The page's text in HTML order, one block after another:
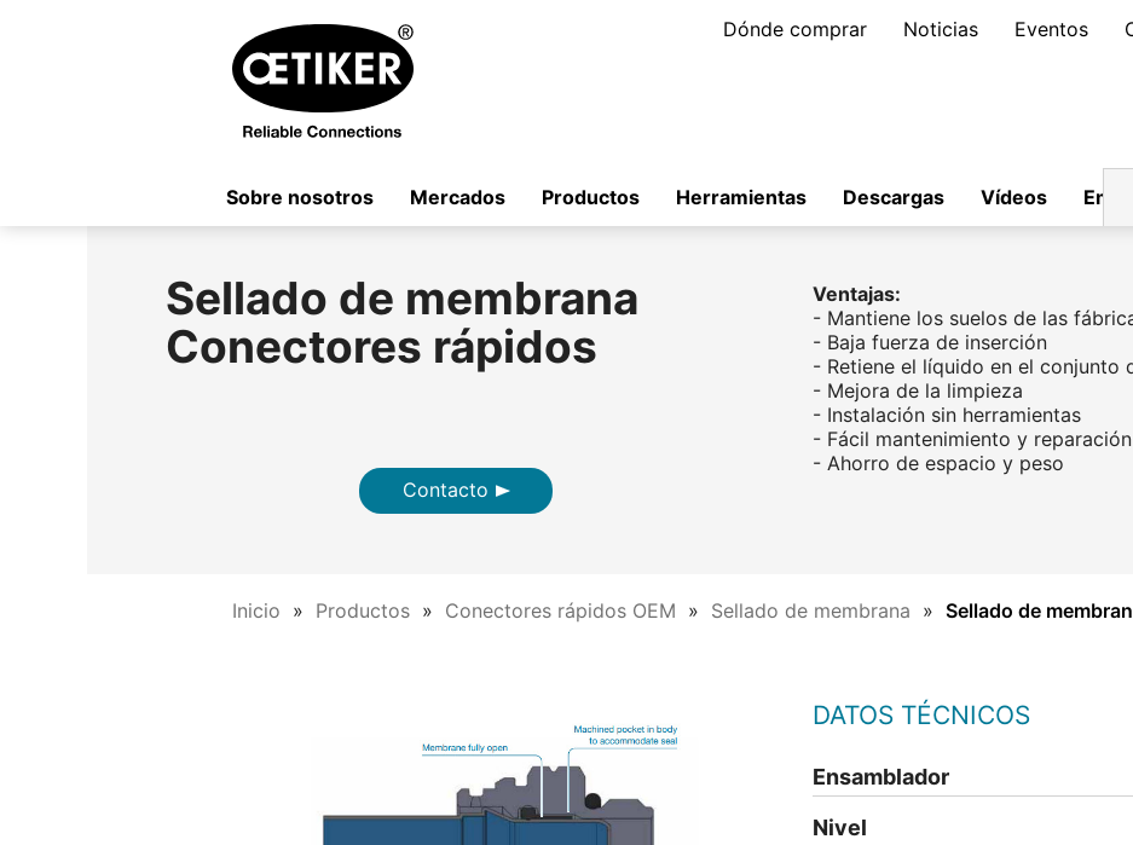
Dónde comprar Noticias Eventos
Sobre nosotros Mercados Productos Herramientas Descargas Vídeos
Sellado de membrana
Conectores rápidos
Contacto
Ventajas:
- Mantiene los suelos de las
- Baja fuerza de inserción
- Retiene el líquido en el conjunto
- Mejora de la limpieza
- Instalación sin herramientas
- Fácil mantenimiento y reparación
- Ahorro de espacio y peso
Inicio Productos Conectores rápidos OEM Sellado de membrana Sellado de
DATOS TÉCNICOS
Ensamblador
Nivel